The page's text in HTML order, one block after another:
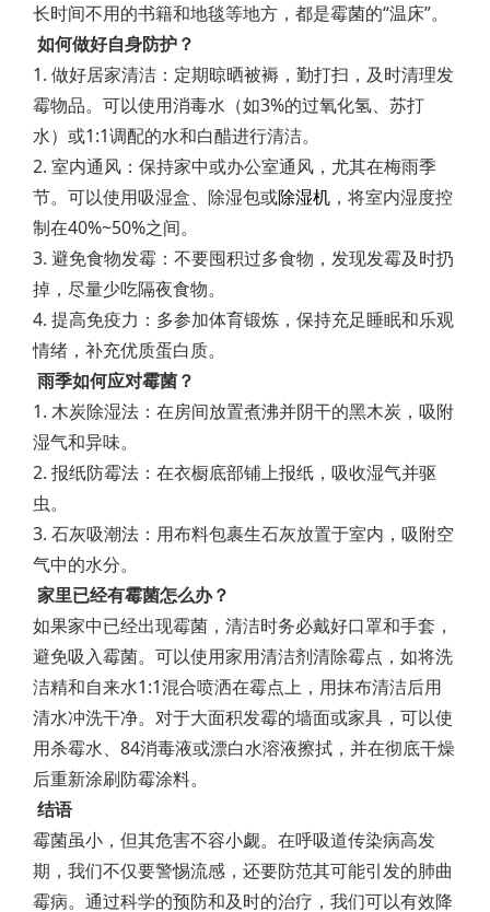
长时间不用的书籍和地毯等地方，都是霉菌的“温床”。
如何做好自身防护？
1. 做好居家清洁：定期晾晒被褥，勤打扫，及时清理发
霉物品。可以使用消毒水（如3%的过氧化氢、苏打
水）或1:1调配的水和白醋进行清洁。
2. 室内通风：保持家中或办公室通风，尤其在梅雨季
节。可以使用吸湿盒、除湿包或除湿机 ，将室内湿度控
制在40%~50%之间。
3. 避免食物发霉：不要囤积过多食物，发现发霉及时扔
掉，尽量少吃隔夜食物。
4. 提高免疫力：多参加体育锻炼，保持充足睡眠和乐观
情绪，补充优质蛋白质。
雨季如何应对霉菌？
1. 木炭除湿法：在房间放置煮沸并阴干的黑木炭，吸附
湿气和异味。
2. 报纸防霉法：在衣橱底部铺上报纸，吸收湿气并驱
虫。
3. 石灰吸潮法：用布料包裹生石灰放置于室内，吸附空
气中的水分。
家里已经有霉菌怎么办？
如果家中已经出现霉菌，清洁时务必戴好口罩和手套，
避免吸入霉菌。可以使用家用清洁剂清除霉点，如将洗
洁精和自来水1:1混合喷洒在霉点上，用抹布清洁后用
清水冲洗干净。对于大面积发霉的墙面或家具，可以使
用杀霉水、84消毒液或漂白水溶液擦拭，并在彻底干燥
后重新涂刷防霉涂料。
结语
霉菌虽小，但其危害不容小觑。在呼吸道传染病高发
期，我们不仅要警惕流感，还要防范其可能引发的肺曲
霉病。通过科学的预防和及时的治疗，我们可以有效降